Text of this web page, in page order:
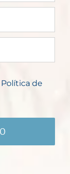
Política de